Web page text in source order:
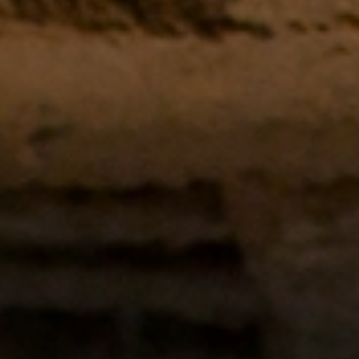
Suche ...